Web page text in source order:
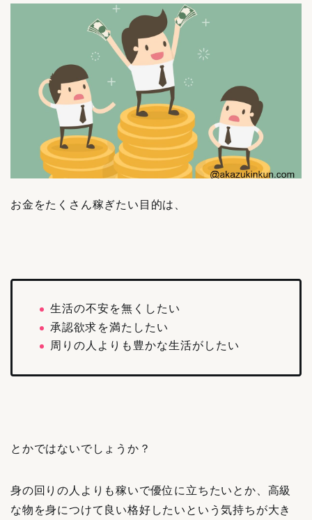
お金をたくさん稼ぎたい目的は、
生活の不安を無くしたい
承認欲求を満たしたい
周りの人よりも豊かな生活がしたい
とかではないでしょうか？
身の回りの人よりも稼いで優位に立ちたいとか、高級
な物を身につけて良い格好したいという気持ちが大き